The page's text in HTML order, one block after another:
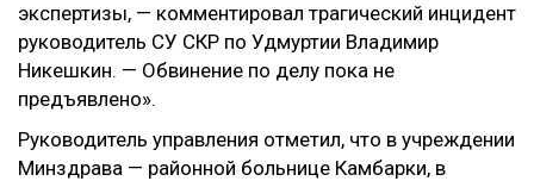
экспертизы, — комментировал трагический инцидент
руководитель СУ СКР по Удмуртии Владимир
Никешкин. — Обвинение по делу пока не
предъявлено».
Руководитель управления отметил, что в учреждении
Минздрава — районной больнице Камбарки, в